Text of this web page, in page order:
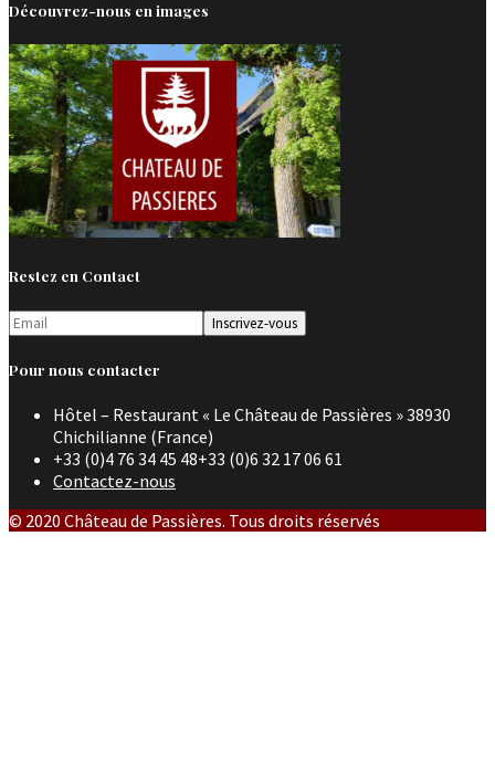
Découvrez-nous en images
Restez en Contact
Pour nous contacter
Hôtel – Restaurant « Le Château de Passières » 38930
Chichilianne (France)
+33 (0)4 76 34 45 48+33 (0)6 32 17 06 61
Contactez-nous
© 2020 Château de Passières. Tous droits réservés